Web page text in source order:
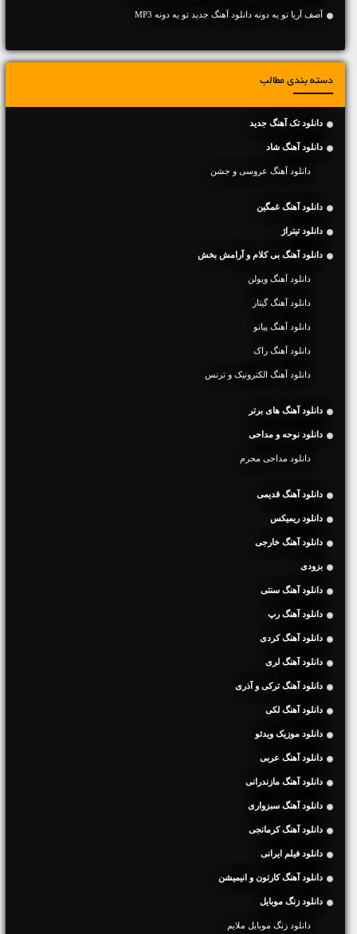
آصف آریا تو یه دونه دانلود آهنگ جدید تو یه دونه MP3
دسته بندی مطالب
دانلود تک آهنگ جدید
دانلود آهنگ شاد
دانلود آهنگ عروسی و جشن
دانلود آهنگ غمگین
دانلود تیتراژ
دانلود آهنگ بی کلام و آرامش بخش
دانلود آهنگ ویولن
دانلود آهنگ گیتار
دانلود آهنگ پیانو
دانلود آهنگ راک
دانلود آهنگ الکترونیک و ترنس
دانلود آهنگ های برتر
دانلود نوحه و مداحی
دانلود مداحی محرم
دانلود آهنگ قدیمی
دانلود ریمیکس
دانلود آهنگ خارجی
بزودی
دانلود آهنگ سنتی
دانلود آهنگ رپ
دانلود آهنگ کردی
دانلود آهنگ لری
دانلود آهنگ ترکی و آذری
دانلود آهنگ لکی
دانلود موزیک ویدئو
دانلود آهنگ عربی
دانلود آهنگ مازندرانی
دانلود آهنگ سبزواری
دانلود آهنگ کرمانجی
دانلود فیلم ایرانی
دانلود آهنگ کارتون و انیمیشن
دانلود زنگ موبایل
دانلود زنگ موبایل ملایم